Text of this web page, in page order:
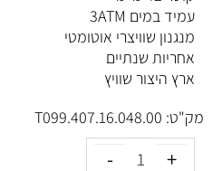
עמיד במים 3ATM
מנגנון שוויצרי אוטומטי
אחריות שנתיים
ארץ היצור שוויץ
מק"ט: T099.407.16.048.00